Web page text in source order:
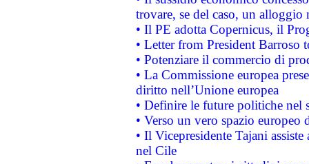
trovare, se del caso, un
• Il PE adotta Copernicus, il
• Letter from President Barroso
• Potenziare il commercio di
• La Commissione europea
diritto nell’Unione europea
• Definire le future politiche nel
• Verso un vero spazio
• Il Vicepresidente Tajani
nel Cile